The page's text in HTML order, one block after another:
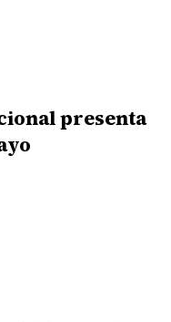
presenta